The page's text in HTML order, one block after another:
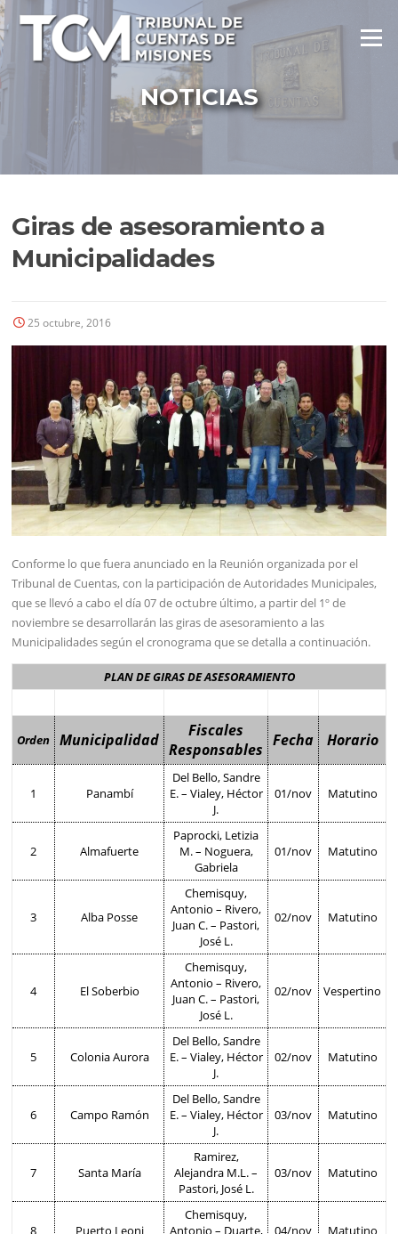
Ir
al
contenido
Menú
NOTICIAS
Giras de asesoramiento a
Municipalidades
25 octubre, 2016
Conforme lo que fuera anunciado en la Reunión organizada por el
Tribunal de Cuentas, con la participación de Autoridades Municipales,
que se llevó a cabo el día 07 de octubre último, a partir del 1º de
noviembre se desarrollarán las giras de asesoramiento a las
Municipalidades según el cronograma que se detalla a continuación.
PLAN DE GIRAS DE ASESORAMIENTO
Orden Municipalidad
Fiscales
Responsables Fecha Horario
1 Panambí
Del Bello, Sandre
E. – Vialey, Héctor
J.
01/nov Matutino
2 Almafuerte
Paprocki, Letizia
M. – Noguera,
Gabriela
01/nov Matutino
3 Alba Posse
Chemisquy,
Antonio – Rivero,
Juan C. – Pastori,
José L.
02/nov Matutino
4 El Soberbio
Chemisquy,
Antonio – Rivero,
Juan C. – Pastori,
José L.
02/nov Vespertino
5 Colonia Aurora
Del Bello, Sandre
E. – Vialey, Héctor
J.
02/nov Matutino
6 Campo Ramón
Del Bello, Sandre
E. – Vialey, Héctor
J.
03/nov Matutino
7 Santa María
Ramirez,
Alejandra M.L. –
Pastori, José L.
03/nov Matutino
8 Puerto Leoni
Chemisquy,
Antonio – Duarte,
04/nov Matutino